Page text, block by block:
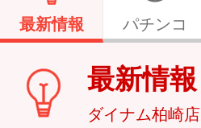
最新情報 パチンコ
最新情報
ダイナム柏崎店